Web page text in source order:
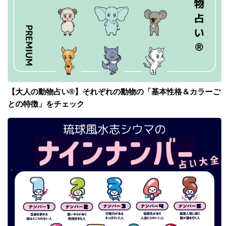
【大人の動物占い®】それぞれの動物の「基本性格＆カラーご
との特徴」をチェック